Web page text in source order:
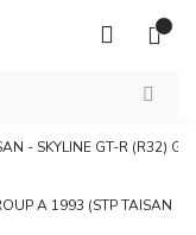
- SKYLINE GT-R (R32)